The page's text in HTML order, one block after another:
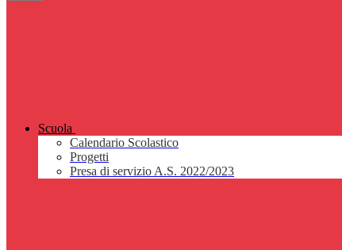
Scuola
Calendario Scolastico
Progetti
Presa di servizio A.S. 2022/2023